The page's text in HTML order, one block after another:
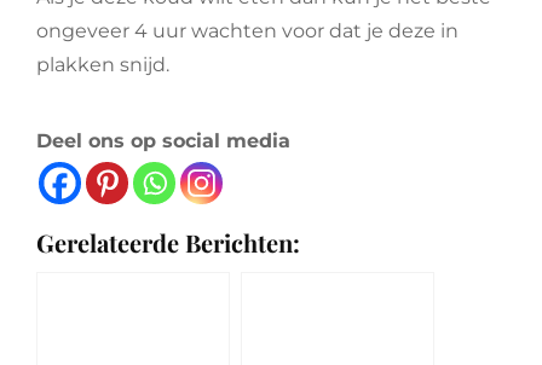
ongeveer 4 uur wachten voor dat je deze in
plakken snijd.
Deel ons op social media
Gerelateerde Berichten: